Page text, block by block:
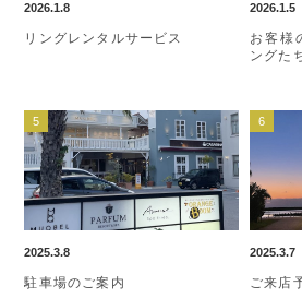
2026.1.8
リングレンタルサービス
2026.1.5
お客様
ングた
2025.3.8
駐車場のご案内
2025.3.7
ご来店